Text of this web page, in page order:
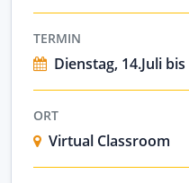
TERMIN
Dienstag, 14.Juli
ORT
Virtual Classroom